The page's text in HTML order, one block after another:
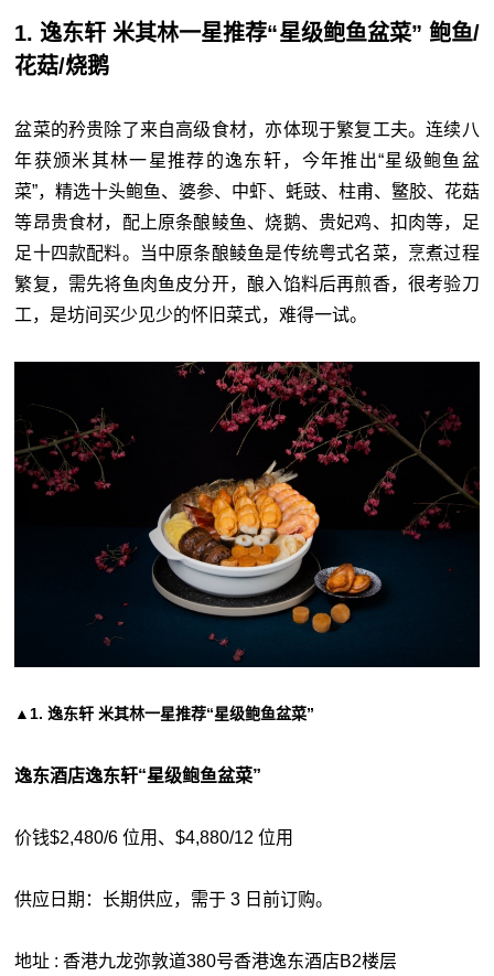
1. 逸东轩 米其林一星推荐“星级鲍鱼盆菜” 鲍鱼/
花菇/烧鹅
盆菜的矜贵除了来自高级食材，亦体现于繁复工夫。连续八
年获颁米其林一星推荐的逸东轩，今年推出“星级鲍鱼盆
菜”，精选十头鲍鱼、婆参、中虾、蚝豉、柱甫、鳘胶、花菇
等昂贵食材，配上原条酿鲮鱼、烧鹅、贵妃鸡、扣肉等，足
足十四款配料。当中原条酿鲮鱼是传统粤式名菜，烹煮过程
繁复，需先将鱼肉鱼皮分开，酿入馅料后再煎香，很考验刀
工，是坊间买少见少的怀旧菜式，难得一试。
▲1. 逸东轩 米其林一星推荐“星级鲍鱼盆菜”
逸东酒店逸东轩“星级鲍鱼盆菜”
价钱$2,480/6 位用、$4,880/12 位用
供应日期：长期供应，需于 3 日前订购。
地址 : 香港九龙弥敦道380号香港逸东酒店B2楼层